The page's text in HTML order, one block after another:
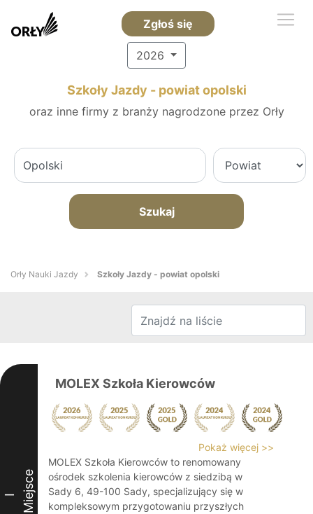
Zgłoś się
2026
Szkoły Jazdy - powiat opolski
oraz inne firmy z branży nagrodzone przez Orły
Szukaj
Orły Nauki Jazdy Szkoły Jazdy - powiat opolski
I Miejsce
MOLEX Szkoła Kierowców
Pokaż więcej >>
MOLEX Szkoła Kierowców to renomowany
ośrodek szkolenia kierowców z siedzibą w
Sady 6, 49-100 Sady, specjalizujący się w
kompleksowym przygotowaniu przyszłych